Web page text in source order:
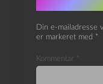
Skriv et
Din e-mailadresse
er markeret med *
Kommentar *